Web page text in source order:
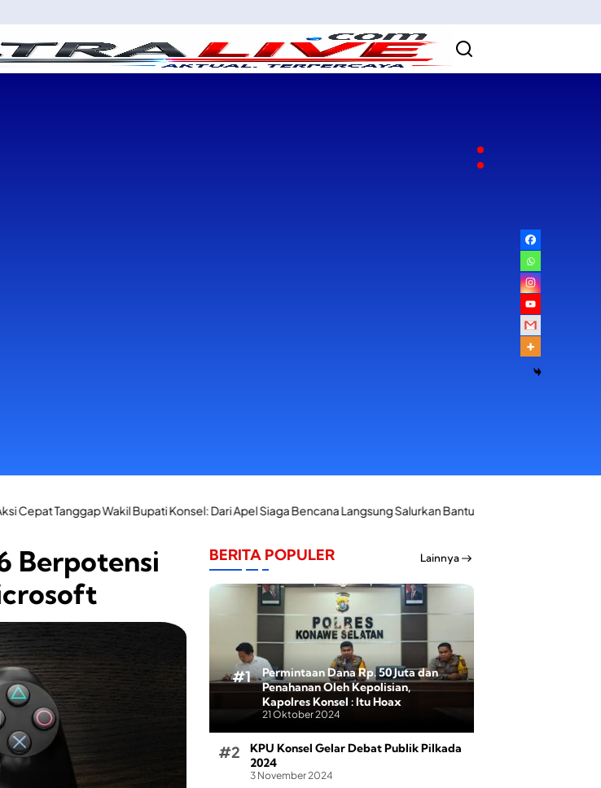
Wakil Bupati Konsel: Dari Apel Siaga Bencana Langsung Salurkan Bantuan Korban Kebakaran di Palangga
Berpotensi
BERITA POPULER Lainnya
Permintaan Dana Rp. 50 Juta dan
Penahanan Oleh Kepolisian,
Kapolres Konsel : Itu Hoax
21 Oktober 2024
KPU Konsel Gelar Debat Publik Pilkada
2024
3 November 2024